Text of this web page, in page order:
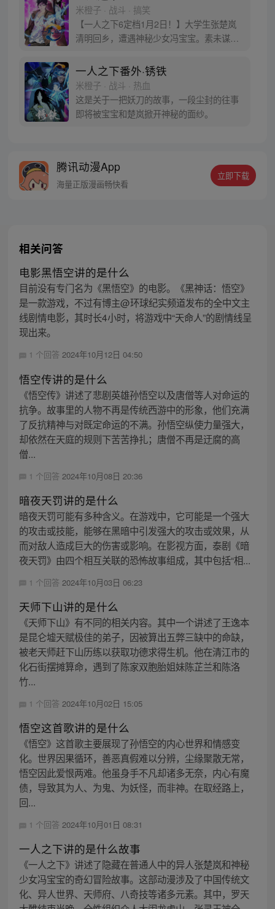
米橙子 · 战斗 · 搞笑
【一人之下6定档1月2日！】大学生张楚岚
清明回乡，遭遇神秘少女冯宝宝。素未谋面
自己打工的快递公司。为了帮冯宝宝寻找她
的身世，也为了查清自己与爷爷身上的秘
密，张楚岚的生活被彻底颠覆，与冯宝宝一
同踏上“异人”之旅。
一人之下番外·锈铁
米橙子 · 战斗 · 热血
这是关于一把妖刀的故事，一段尘封的往事
即将被宝宝和楚岚掀开神秘的面纱。
腾讯动漫App
海量正版漫画畅快看
立即下载
相关问答
电影黑悟空讲的是什么
目前没有专门名为《黑悟空》的电影。《黑神话：悟空》
是一款游戏，不过有博主@环球纪实频道发布的全中文主
线剧情电影，其时长4小时，将游戏中“天命人”的剧情线呈
现出来。
1 个回答 2024年10月12日 04:50
悟空传讲的是什么
《悟空传》讲述了悲剧英雄孙悟空以及唐僧等人对命运的
抗争。故事里的人物不再是传统西游中的形象，他们充满
了反抗精神与对既定命运的不满。孙悟空纵使力量强大，
却依然在天庭的规则下苦苦挣扎；唐僧不再是迂腐的高
僧...
1 个回答 2024年10月08日 20:36
暗夜天罚讲的是什么
暗夜天罚可能有多种含义。在游戏中，它可能是一个强大
的攻击或技能，能够在黑暗中引发强大的攻击或效果，从
而对敌人造成巨大的伤害或影响。在影视方面，泰剧《暗
夜天罚》由四个相互关联的恐怖故事组成，其中包括“相...
1 个回答 2024年10月03日 06:23
天师下山讲的是什么
《天师下山》有不同的相关内容。其中一个讲述了王逸本
是昆仑墟天赋极佳的弟子，因被算出五弊三缺中的命缺，
被老天师赶下山历练以获取功德求得生机。他在清江市的
化石街摆摊算命，遇到了陈家双胞胎姐妹陈芷兰和陈洛
竹...
1 个回答 2024年10月02日 15:05
悟空这首歌讲的是什么
《悟空》这首歌主要展现了孙悟空的内心世界和情感变
化。世界因果循环，善恶真假难以分辨，尘缘聚散无常，
悟空因此爱恨两难。他虽身手不凡却诸多无奈，内心有魔
债，导致其为人、为鬼、为妖怪，而非神。在取经路上，
回...
1 个回答 2024年10月01日 08:31
一人之下讲的是什么故事
《一人之下》讲述了隐藏在普通人中的异人张楚岚和神秘
少女冯宝宝的奇幻冒险故事。这部动漫涉及了中国传统文
化、异人世界、天师府、八奇技等诸多元素。其中，罗天